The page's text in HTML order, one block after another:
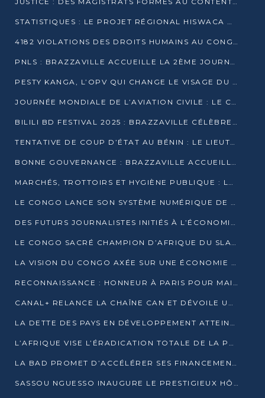
STATISTIQUES : LE PROJET RÉGIONAL HISWACA OFFICIELLEMENT LANCÉ AU CONGO
4182 VIOLATIONS DES DROITS HUMAINS AU CONGO EN 2025 SELON LE CAD
PNLS : BRAZZAVILLE ACCUEILLE LA 2ÈME JOURNÉE SCIENTIFIQUE SUR LE VIH/SIDA
PESTY KANGA, L’OPV QUI CHANGE LE VISAGE DU REPORTAGE AU CONGO
JOURNÉE MONDIALE DE L’AVIATION CIVILE : LE CONGO MISE SUR L’INNOVATION ET LA SÉCURITÉ
BILILI BD FESTIVAL 2025 : BRAZZAVILLE CÉLÈBRE DIX ANS DE CRÉATION GRAPHIQUE AFRICAINE
TENTATIVE DE COUP D’ÉTAT AU BÉNIN : LE LIEUTENANT-COLONEL TIGRI S’AUTOPROCLAME CHEF D’UN COMITÉ MILITAIRE
BONNE GOUVERNANCE : BRAZZAVILLE ACCUEILLE LES PREMIÈRES JOURNÉES CONGOLAISES DE L’ÉVALUATION
MARCHÉS, TROTTOIRS ET HYGIÈNE PUBLIQUE : LE GOUVERNEMENT DURCIT LE TON
LE CONGO LANCE SON SYSTÈME NUMÉRIQUE DE VÉRIFICATION DU BOIS
DES FUTURS JOURNALISTES INITIÉS À L’ÉCONOMIE BLEUE DURABLE
LE CONGO SACRÉ CHAMPION D’AFRIQUE DU SLAM 2025
LA VISION DU CONGO AXÉE SUR UNE ÉCONOMIE BAS CARBONE AU RENDEZ-VOUS DE MONACO 2025
RECONNAISSANCE : HONNEUR À PARIS POUR MAIXENT RAOUL OMINGA
CANAL+ RELANCE LA CHAÎNE CAN ET DÉVOILE UNE OFFRE EXCEPTIONNELLE POUR DÉCEMBRE
LA DETTE DES PAYS EN DÉVELOPPEMENT ATTEINT UN SOMMET HISTORIQUE ENTRE 2022 ET 2024
L’AFRIQUE VISE L’ÉRADICATION TOTALE DE LA POLIOMYÉLITE D’ICI 2026
LA BAD PROMET D’ACCÉLÉRER SES FINANCEMENTS AVEC LE MINISTÈRE DE L’ASSAINISSEMENT
SASSOU NGUESSO INAUGURE LE PRESTIGIEUX HÔTEL KEMPINSKI BRAZZAVILLE